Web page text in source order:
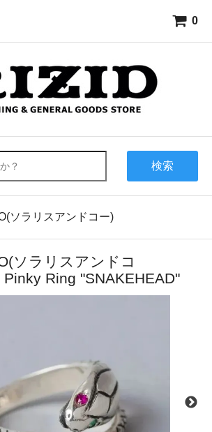
0
検索
ソラリスアンドコー)
ソラリスアンドコ
Ring "SNAKEHEAD"